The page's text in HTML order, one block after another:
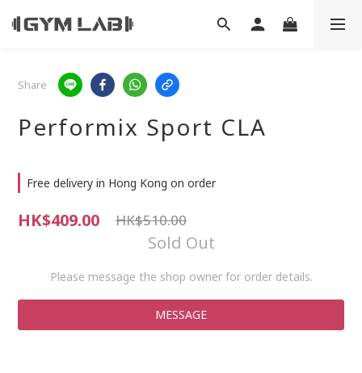
Share
Performix Sport CLA
Free delivery in Hong Kong on order
HK$409.00 HK$510.00
Sold Out
Please message the shop owner for order details.
MESSAGE